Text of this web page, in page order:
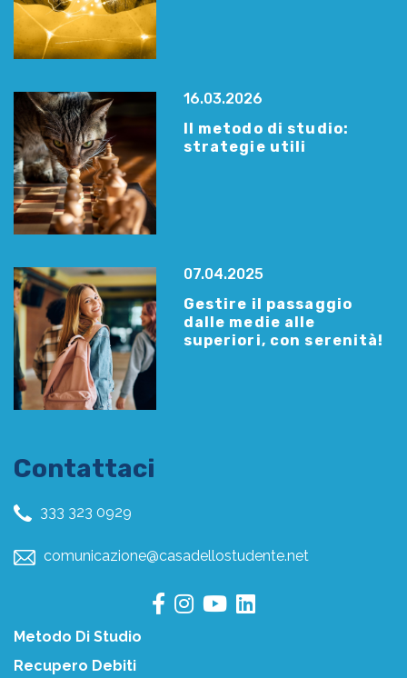
16.03.2026
Il metodo di studio:
strategie utili
07.04.2025
Gestire il passaggio
dalle medie alle
superiori, con serenità!
Contattaci
333 323 0929
comunicazione@casadellostudente.net
Metodo Di Studio
Recupero Debiti